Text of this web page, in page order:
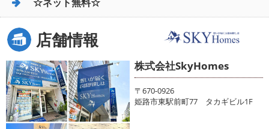
店舗情報
株式会社SkyHomes
〒670-0926
姫路市東駅前町77 タカギビル1F